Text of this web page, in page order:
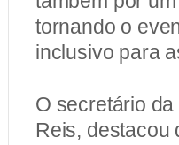
tornando o
inclusivo para
O secretário
Reis, destacou